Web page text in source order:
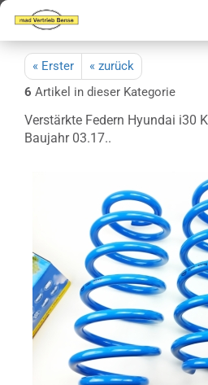
« Erster
« zurück
6 Artikel in dieser Kategorie
Verstärkte Federn Hyundai i30
Baujahr 03.17..